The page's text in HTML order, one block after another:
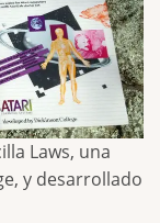
Laws, una
y desarrollado